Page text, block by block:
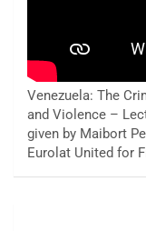
Venezuela: The
and Violence –
given by Maibort
Eurolat United for